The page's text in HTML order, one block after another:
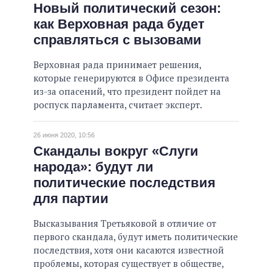
Новый политический сезон:
как Верховная рада будет
справляться с вызовами
Верховная рада принимает решения,
которые генерируются в Офисе президента
из-за опасений, что президент пойдет на
роспуск парламента, считает эксперт.
26 июня 2020, 10:56
Скандалы вокруг «Слуги
народа»: будут ли
политические последствия
для партии
Высказывания Третьяковой в отличие от
первого скандала, будут иметь политические
последствия, хотя они касаются известной
проблемы, которая существует в обществе,